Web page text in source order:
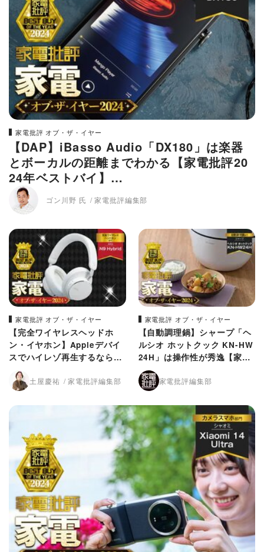
家電批評 オブ・ザ・イヤー
【DAP】iBasso Audio「DX180」は楽器
とボーカルの距離までわかる【家電批評20
24年ベストバイ】
ゴン川野 氏 家電批評編集部
家電批評 オブ・ザ・イヤー
【完全ワイヤレスヘッドホ
ン・イヤホン】Appleデバイ
スでハイレゾ再生するならAK
G！【家電批評2024年ベスト
バイ】土屋慶祐 家電批評編集部
家電批評 オブ・ザ・イヤー
【自動調理鍋】シャープ「ヘ
ルシオ ホットクック KN-HW
24H」は操作性が秀逸【家電
批評2024年ベストバイ】
家電批評編集部